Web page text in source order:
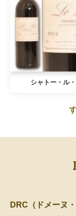
シャトー・ル
DRC（ドメーヌ